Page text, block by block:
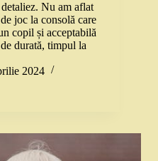
Nu am aflat
joc la consolă care
copil și acceptabilă
durată, timpul la
2024